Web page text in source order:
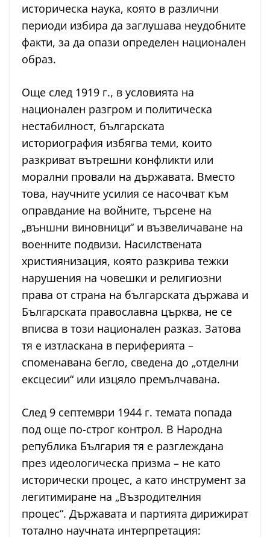
историческа наука, която в различни
периоди избира да заглушава неудобните
факти, за да опази определен национален
образ.
Още след 1919 г., в условията на
национален разгром и политическа
нестабилност, българската
историография избягва теми, които
разкриват вътрешни конфликти или
морални провали на държавата. Вместо
това, научните усилия се насочват към
оправдание на войните, търсене на
„външни виновници“ и възвеличаване на
военните подвизи. Насилствената
християнизация, която разкрива тежки
нарушения на човешки и религиозни
права от страна на българската държава и
Българската православна църква, не се
вписва в този национален разказ. Затова
тя е изтласкана в периферията –
споменавана бегло, сведена до „отделни
ексцесии“ или изцяло премълчавана.
След 9 септември 1944 г. темата попада
под още по-строг контрол. В Народна
република България тя е разглеждана
през идеологическа призма – не като
исторически процес, а като инструмент за
легитимиране на „Възродителния
процес“. Държавата и партията дирижират
тотално научната интерпретация: